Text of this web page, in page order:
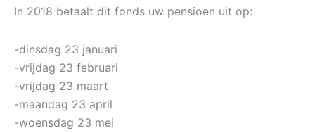
In 2018 betaalt dit fonds uw pensioen uit op:
-dinsdag 23 januari
-vrijdag 23 februari
-vrijdag 23 maart
-maandag 23 april
-woensdag 23 mei